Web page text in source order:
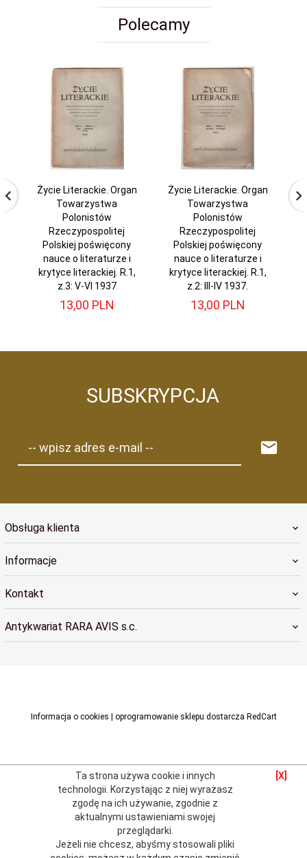
Polecamy
Życie Literackie. Organ
Towarzystwa
Polonistów
Rzeczypospolitej
Polskiej poświęcony
nauce o literaturze i
krytyce literackiej. R.1,
z.3: V-VI 1937
13,00 PLN
Życie Literackie. Organ
Towarzystwa
Polonistów
Rzeczypospolitej
Polskiej poświęcony
nauce o literaturze i
krytyce literackiej. R.1,
z.2: III-IV 1937.
13,00 PLN
SUBSKRYPCJA
-- wpisz adres e-mail --
Obsługa klienta
Informacje
Kontakt
Antykwariat RARA AVIS s.c.
Informacja o cookies oprogramowanie sklepu dostarcza RedCart
Ta strona używa cookie i innych
technologii. Korzystając z niej wyrażasz
zgodę na ich używanie, zgodnie z
aktualnymi ustawieniami swojej
przeglądarki
Jeżeli nie chcesz, abyśmy stosowali pliki
[X]